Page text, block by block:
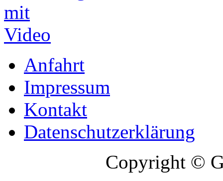
Anfahrt
Impressum
Kontakt
Datenschutzerklärung
Copyright ©